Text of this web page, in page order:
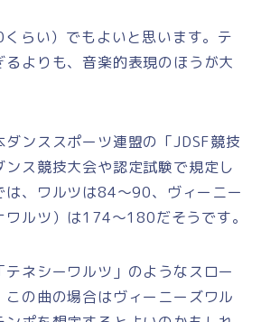
らい）でもよいと思います。テ
るよりも、音楽的表現のほうが大
ダンススポーツ連盟の「JDSF競技
ス競技大会や認定試験で規定し
は、ワルツは84～90、ヴィーニー
ワルツ）は174～180だそうです。
テネシーワルツ」のようなスロー
この曲の場合はヴィーニーズワル